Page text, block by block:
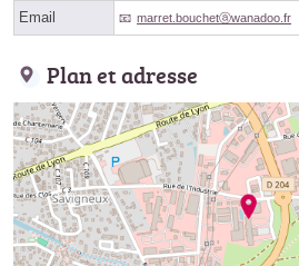
Email marret.bouchetⓐwanadoo.fr
Plan et adresse